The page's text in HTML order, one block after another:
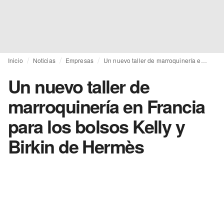
Inicio Noticias Empresas
Un nuevo taller de
marroquinería en Francia
para los bolsos Kelly y
Birkin de Hermès